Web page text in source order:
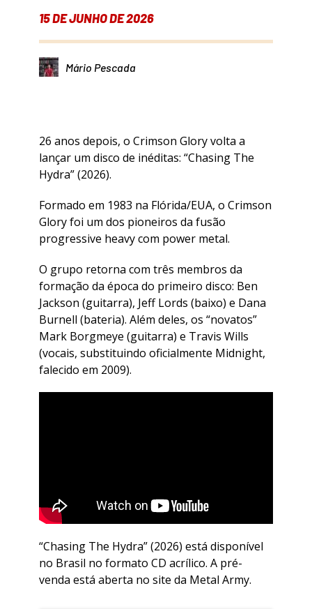
15 DE JUNHO DE 2026
Mário Pescada
26 anos depois, o Crimson Glory volta a
lançar um disco de inéditas: “Chasing The
Hydra” (2026).
Formado em 1983 na Flórida/EUA, o Crimson
Glory foi um dos pioneiros da fusão
progressive heavy com power metal.
O grupo retorna com três membros da
formação da época do primeiro disco: Ben
Jackson (guitarra), Jeff Lords (baixo) e Dana
Burnell (bateria). Além deles, os “novatos”
Mark Borgmeye (guitarra) e Travis Wills
(vocais, substituindo oficialmente Midnight,
falecido em 2009).
“Chasing The Hydra” (2026) está disponível
no Brasil no formato CD acrílico. A pré-
venda está aberta no site da Metal Army.